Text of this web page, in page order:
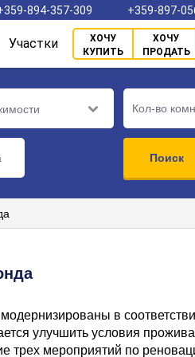
894-357-309 +359-897-
Участки
ХОЧУ
КУПИТЬ
ХОЧУ
ПРОДАТЬ
Кол-во
Поиск
в
улучшить условия
трех мероприятий по